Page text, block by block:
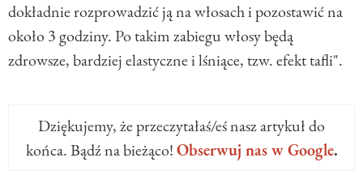
dokładnie rozprowadzić ją na włosach i pozostawić na
około 3 godziny. Po takim zabiegu włosy będą
zdrowsze, bardziej elastyczne i lśniące, tzw. efekt tafli".
Dziękujemy, że przeczytałaś/eś nasz artykuł do
końca. Bądź na bieżąco!Obserwuj nas w Google.